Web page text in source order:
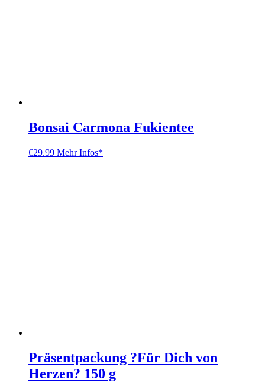
Bonsai Carmona Fukientee
€29.99 Mehr Infos*
Präsentpackung ?Für Dich von
Herzen? 150 g